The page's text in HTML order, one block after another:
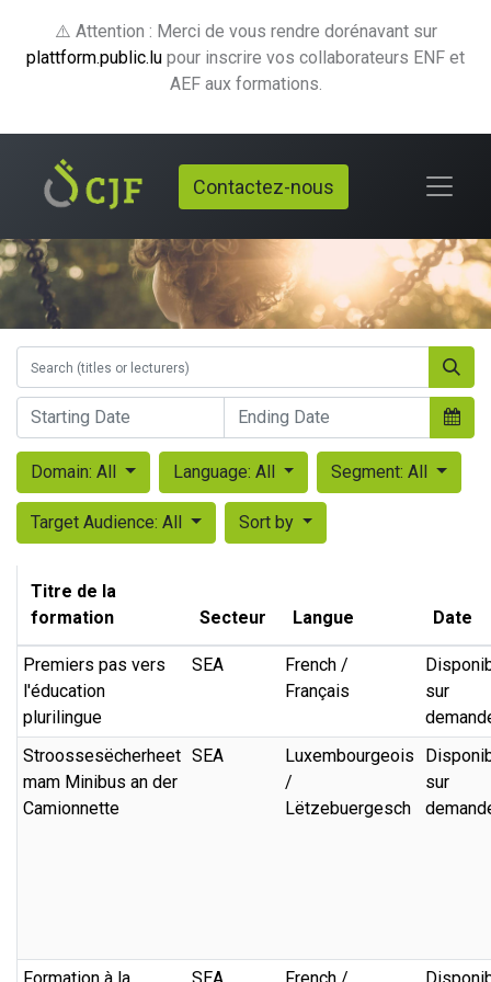
⚠️ Attention : Merci de vous rendre dorénavant sur
plattform.public.lu pour inscrire vos collaborateurs ENF et
AEF aux formations.
Contactez-nous
Domain: All Language: All Segment: All
Target Audience: All Sort by
Titre de la
formation
Secteur Langue Date
Premiers pas vers
l'éducation
plurilingue
SEA
French /
Français
sur
Stroossesëcherheet
mam Minibus an der
Camionnette
SEA
Luxembourgeois
/
Lëtzebuergesch
sur